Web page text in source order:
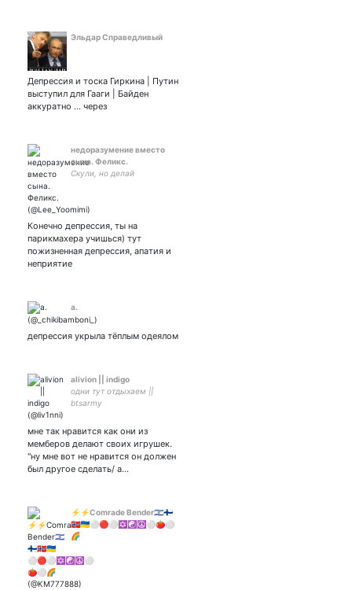
Эльдар Справедливый
Депрессия и тоска Гиркина | Путин
выступил для Гааги | Байден
аккуратно ... через
недоразумение вместо
сына. Феликс.
Скули, но делай
Конечно депрессия, ты на
парикмахера учишься) тут
пожизненная депрессия, апатия и
неприятие
а.
депрессия укрыла тёплым одеялом
alivion || indigo
одни тут отдыхаем ||
btsarmy
мне так нравится как они из
мемберов делают своих игрушек.
"ну мне вот не нравится он должен
был другое сделать/ а…
⚡⚡Comrade Bender🇮🇱🇫🇮
🇸🇯🇺🇦⚪🔴⚪✡️☯️☮️⚪🍅⚪
🌈